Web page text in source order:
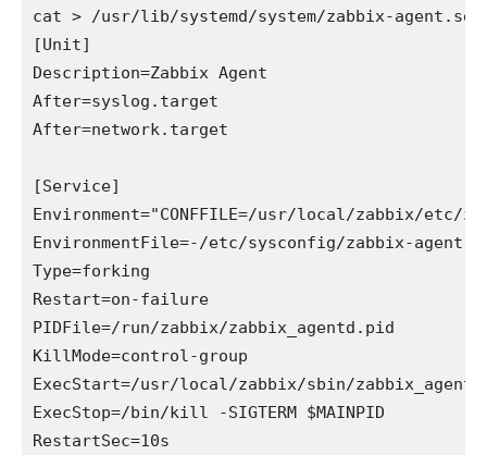
cat > /usr/lib/systemd/system/zabbix-
[Unit]
Description=Zabbix Agent
After=syslog.target
After=network.target
[Service]
Environment="CONFFILE=/usr/local/zabbix/etc/
EnvironmentFile=-/etc/sysconfig/zabbix-agent
Type=forking
Restart=on-failure
PIDFile=/run/zabbix/zabbix_agentd.pid
KillMode=control-group
ExecStart=/usr/local/zabbix/sbin/zabbix_agentd -
ExecStop=/bin/kill -SIGTERM $MAINPID
RestartSec=10s